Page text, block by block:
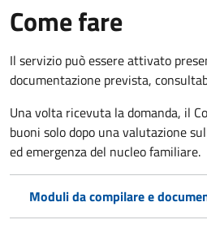
Come fare
Il servizio può essere attivato
documentazione prevista,
Una volta ricevuta la domanda, il
buoni solo dopo una valutazione
ed emergenza del nucleo familiare.
Moduli da compilare e